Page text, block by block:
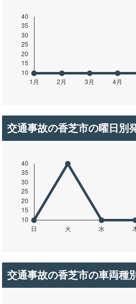
交通事故の香芝市の曜日別
交通事故の香芝市の車両種